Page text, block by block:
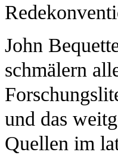
John
schmälern
und das
Quellen im